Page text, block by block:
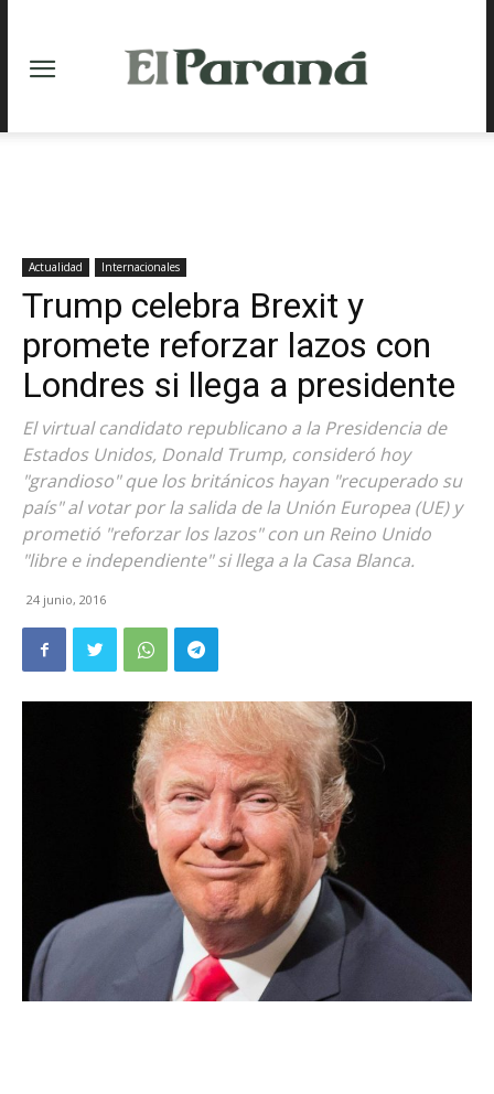
Actualidad Internacionales
Trump celebra Brexit y
promete reforzar lazos con
Londres si llega a presidente
El virtual candidato republicano a la Presidencia de
Estados Unidos, Donald Trump, consideró hoy
"grandioso" que los británicos hayan "recuperado su
país" al votar por la salida de la Unión Europea (UE) y
prometió "reforzar los lazos" con un Reino Unido
"libre e independiente" si llega a la Casa Blanca.
24 junio, 2016